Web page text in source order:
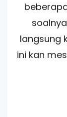
langsung
ini kan